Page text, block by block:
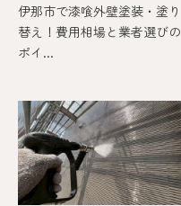
伊那市で漆喰外壁塗装・塗り
替え！費用相場と業者選びの
ポイ...